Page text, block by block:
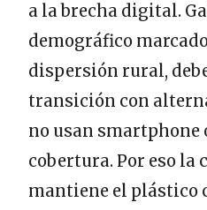
a la brecha digital.
demográfico
dispersión rural,
transición con
no usan smartphone
cobertura. Por eso la
mantiene el plástico